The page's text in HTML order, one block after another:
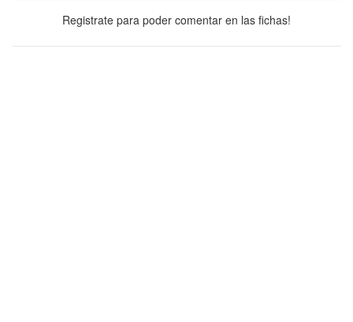
Registrate para poder comentar en las fichas!